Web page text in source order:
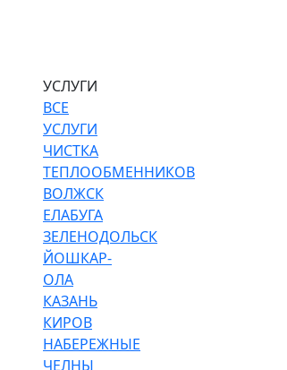
УСЛУГИ
ВСЕ
УСЛУГИ
ЧИСТКА
ТЕПЛООБМЕННИКОВ
ВОЛЖСК
ЕЛАБУГА
ЗЕЛЕНОДОЛЬСК
ЙОШКАР-
ОЛА
КАЗАНЬ
КИРОВ
НАБЕРЕЖНЫЕ
ЧЕЛНЫ